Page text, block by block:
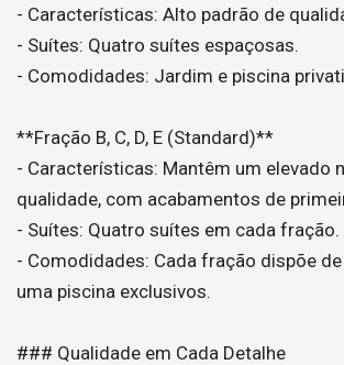
- Características: Alto padrão de
- Suítes: Quatro suítes espaçosas.
- Comodidades: Jardim e piscina
**Fração B, C, D, E (Standard)**
- Características: Mantêm um elevado
qualidade, com acabamentos de
- Suítes: Quatro suítes em cada fração.
- Comodidades: Cada fração dispõe
uma piscina exclusivos.
### Qualidade em Cada Detalhe